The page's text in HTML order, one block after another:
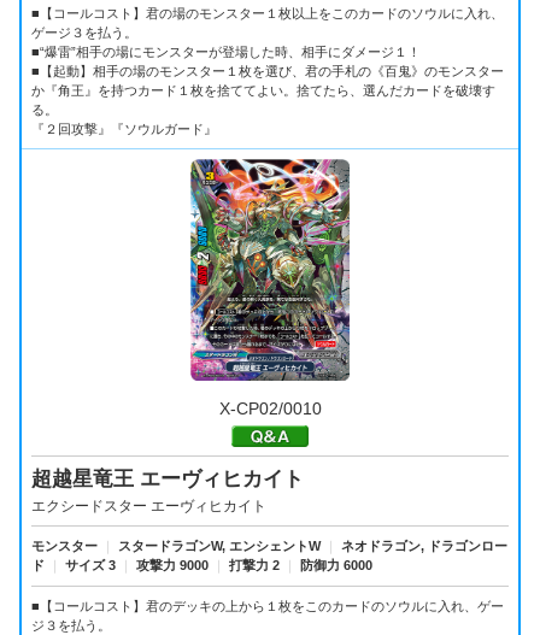
■【コールコスト】君の場のモンスター１枚以上をこのカードのソウルに入れ、
ゲージ３を払う。
■“爆雷”相手の場にモンスターが登場した時、相手にダメージ１！
■【起動】相手の場のモンスター１枚を選び、君の手札の《百鬼》のモンスター
か『角王』を持つカード１枚を捨ててよい。捨てたら、選んだカードを破壊す
る。
『２回攻撃』『ソウルガード』
X-CP02/0010
超越星竜王 エーヴィヒカイト
エクシードスター エーヴィヒカイト
モンスター スタードラゴンW, エンシェントW
ネオドラゴン, ドラゴンロー
ド
サイズ 3 攻撃力 9000 打撃力 2 防御力 6000
■【コールコスト】君のデッキの上から１枚をこのカードのソウルに入れ、ゲー
ジ３を払う。